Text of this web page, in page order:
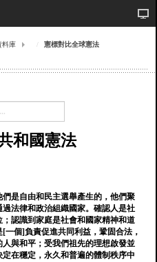
料庫 憲標對比全球憲法
和國憲法
是自由和民主選舉產生的，他們聚
法律和政治組織國家。確認人是社
認識到家庭是社會和國家精神和道
一個]負責促進共同利益，鞏固合法，
與和平；受我們祖先的理想啟發並
在穩定，永久和普遍的體制秩序中